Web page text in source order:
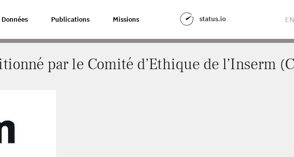
Données Publications Missions status.io EN
COMITÉ D’ETHIQUE DE L’INSERM (CEI)
par le Comité d’Ethique de l’Inserm